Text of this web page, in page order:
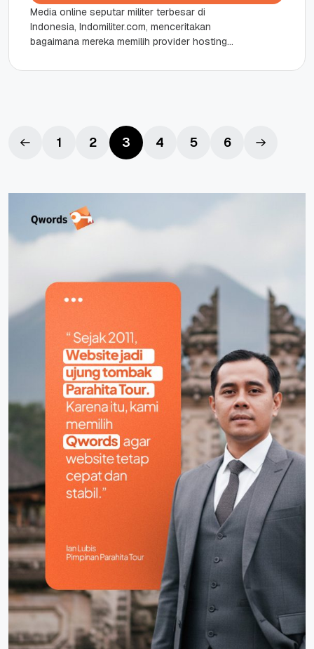
Media online seputar militer terbesar di
Indonesia, Indomiliter.com, menceritakan
bagaimana mereka memilih provider hosting
mencapai target traffic website mereka.
1 2 3 4 5 6